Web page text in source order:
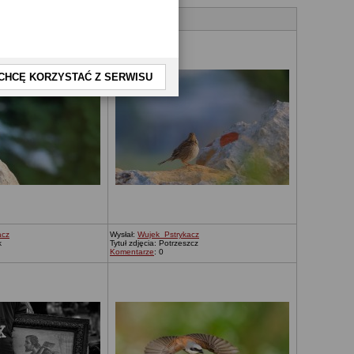
KORZYSTAĆ Z SERWISU
Wysłał: Wujek_Pstrykacz
Tytuł zdjęcia: Potrzeszcz
Komentarze: 0